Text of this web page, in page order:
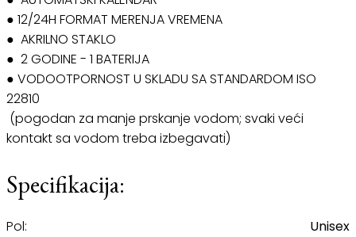
● 12/24H FORMAT MERENJA VREMENA
● AKRILNO STAKLO
● 2 GODINE - 1 BATERIJA
● VODOOTPORNOST U SKLADU SA STANDARDOM ISO
22810
(pogodan za manje prskanje vodom; svaki veći
kontakt sa vodom treba izbegavati)
Specifikacija:
Pol:
Unisex